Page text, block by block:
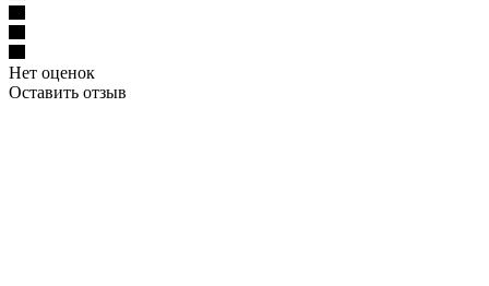
Нет оценок
Оставить отзыв